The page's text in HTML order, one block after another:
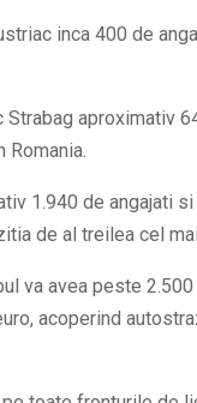
inca 400 de
aproximativ
Romania.
1.940 de angajati
de al treilea cel
va avea peste
acoperind